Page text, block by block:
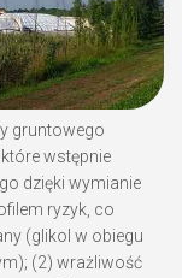
gruntowego
wstępnie
dzięki wymianie
ryzyk, co
(glikol w obiegu
(2) wrażliwość